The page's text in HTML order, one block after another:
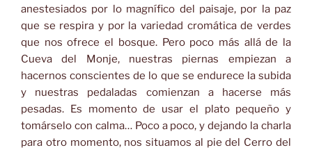
anestesiados por lo magnífico del paisaje, por la paz
que se respira y por la variedad cromática de verdes
que nos ofrece el bosque. Pero poco más allá de la
Cueva del Monje, nuestras piernas empiezan a
hacernos conscientes de lo que se endurece la subida
y nuestras pedaladas comienzan a hacerse más
pesadas. Es momento de usar el plato pequeño y
tomárselo con calma… Poco a poco, y dejando la charla
para otro momento, nos situamos al pie del Cerro del